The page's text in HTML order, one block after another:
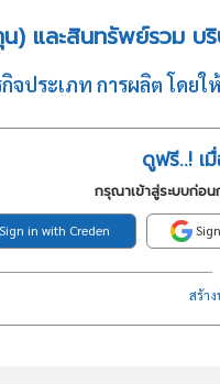
น) และสินทรัพย์รวม
ระเภท การผลิต โดยใ
ดูฟรี..! เ
กรุณาเข้าสู่ระบบก่อ
in with Creden
สร้า